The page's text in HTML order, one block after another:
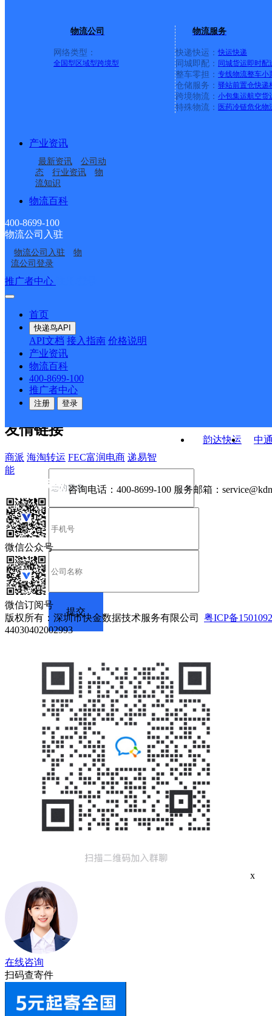
物流公司
网络类型：
全国型 区域型跨境型
物流服务
快递快运： 快运快递
同城即配： 同城货运即时配
整车零担： 专线物流整车小
仓储服务： 驿站前置仓快递
跨境物流： 小包集运航空货
特殊物流： 医药冷链危化物
产业资讯
最新资讯
公司动
态
行业资讯
物
流知识
物流百科
400-8699-100
物流公司入驻
物流公司入驻
物
流公司登录
推广者中心
首页
快递鸟API
API文档 接入指南 价格说明
产业资讯
物流百科
400-8699-100
推广者中心
注册 登录
皮鞋材料厂家属院门店；橡胶城门店；华馨小区；知和颐
园林小区；肖家大院；龙园小区；平安小区；宝丰小区；
往东路南侧；胜利东路吉美；旭景城；通讯小区；永兴医
吉美超市；电力小区；中心街路西沿街门店；丽景名郡；
寓；恒星胡同；恋日晴园南区；新星小区；金域学府售楼
市；加气站；人力资源大厦；干马新村；永兴路金域蓝湾
阳二层楼；东滏阳新区；金域蓝湾北区；华丽鑫庄；南门
小区；打井公司；二院是京大路669号；糖酒公司；电影
水务局；中华嘉园；【更新日期：2021-10-25 10:40_q】
区分部
河北衡水公司桃城分部
河北衡水公司桃城人民
路寄存分部
河北衡水公司鑫博仓储
分部
河北衡水公司新华东路
军星商贸寄存点分部
河北衡水公司桃城区东
方太阳城寄存分部
河北衡水公司
韵达快运
中
接口API
API接口 DEMO下载
关于我们
公司介绍 企业动态
合作伙伴 快递鸟接口服务协议
户隐私政策
友情链接
商派 海淘转运 FEC富润电商 递易智
能
咨询电话： 400-8699-100 服务邮箱：
微信公众号
微信订阅号
版权所有：深圳市快金数据技术服务有限公司 粤ICP备
44030402002993
x
在线咨询
扫码查寄件